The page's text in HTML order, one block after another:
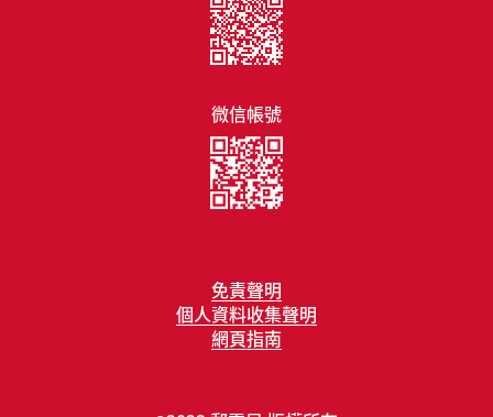
免責聲明
個人資料收集聲明
網頁指南
微信帳號